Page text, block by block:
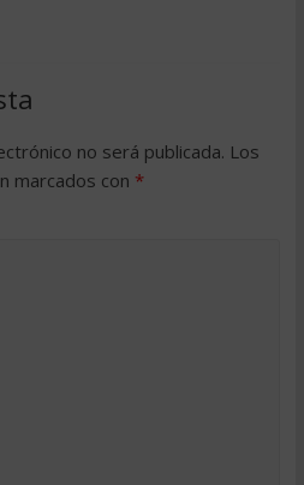
no será publicada. Los
marcados con *